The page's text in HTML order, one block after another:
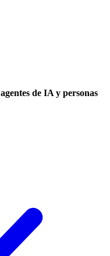
agentes de IA y personas